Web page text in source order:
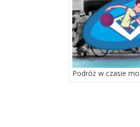
Podróż w czasie